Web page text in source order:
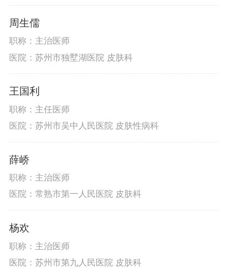
周生儒
职称：主治医师
医院：苏州市独墅湖医院 皮肤科
王国利
职称：主任医师
医院：苏州市吴中人民医院 皮肤性病科
薛峤
职称：主治医师
医院：常熟市第一人民医院 皮肤科
杨欢
职称：主治医师
医院：苏州市第九人民医院 皮肤科